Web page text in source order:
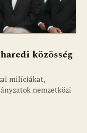
közösség
milíciákat,
nemzetközi